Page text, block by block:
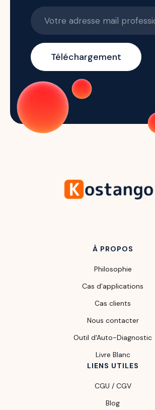
À PROPOS
Philosophie
Cas d'applications
Cas clients
Nous contacter
Outil d'Auto-Diagnostic
Livre Blanc
LIENS UTILES
CGU / CGV
Blog